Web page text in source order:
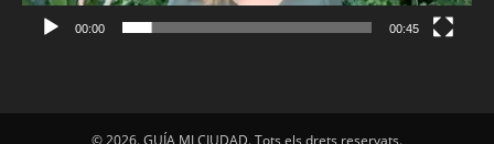
00:00 00:45